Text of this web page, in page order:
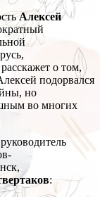
Алексей
о том,
подорвался
но
во многих
: